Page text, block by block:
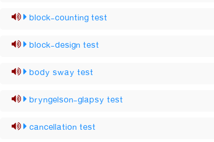
block-counting test
block-design test
body sway test
bryngelson-glapsy test
cancellation test